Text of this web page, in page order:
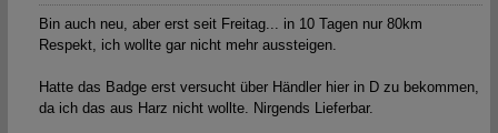
Bin auch neu, aber erst seit Freitag... in 10 Tagen nur 80km
Respekt, ich wollte gar nicht mehr aussteigen.
Hatte das Badge erst versucht über Händler hier in D zu bekommen,
da ich das aus Harz nicht wollte. Nirgends Lieferbar.